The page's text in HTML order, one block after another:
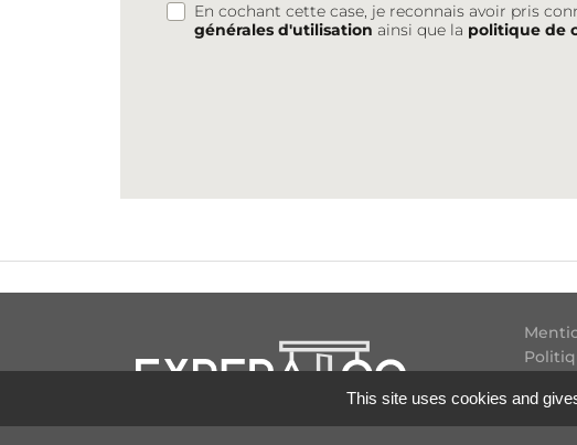
En cochant cette case, je reconnais avoir pris
générales d'utilisation ainsi que la politique de
This site uses cookies and